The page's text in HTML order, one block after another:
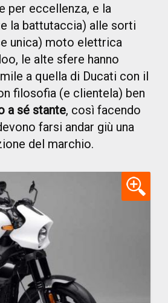
per eccellenza, e la
la battutaccia) alle sorti
unica) moto elettrica
le alte sfere hanno
a quella di Ducati con il
filosofia (e clientela) ben
a sé stante, così facendo
farsi andar giù una
del marchio.